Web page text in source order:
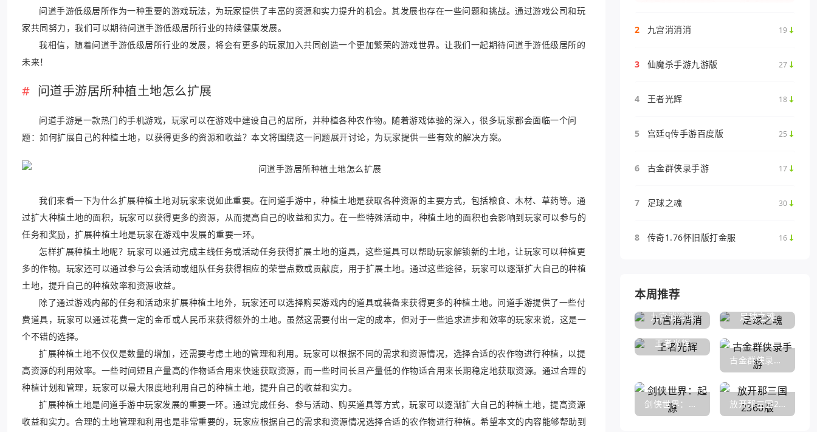
问道手游低级居所作为一种重要的游戏玩法，为玩家提供了丰富的资源和实力提升的机会。其发展也存在一些问题和挑战。通过游戏公司和玩
家共同努力，我们可以期待问道手游低级居所行业的持续健康发展。
我相信，随着问道手游低级居所行业的发展，将会有更多的玩家加入共同创造一个更加繁荣的游戏世界。让我们一起期待问道手游低级居所的
未来！
问道手游居所种植土地怎么扩展
问道手游是一款热门的手机游戏，玩家可以在游戏中建设自己的居所，并种植各种农作物。随着游戏体验的深入，很多玩家都会面临一个问
题：如何扩展自己的种植土地，以获得更多的资源和收益？本文将围绕这一问题展开讨论，为玩家提供一些有效的解决方案。
我们来看一下为什么扩展种植土地对玩家来说如此重要。在问道手游中，种植土地是获取各种资源的主要方式，包括粮食、木材、草药等。通
过扩大种植土地的面积，玩家可以获得更多的资源，从而提高自己的收益和实力。在一些特殊活动中，种植土地的面积也会影响到玩家可以参与的
任务和奖励，扩展种植土地是玩家在游戏中发展的重要一环。
怎样扩展种植土地呢？玩家可以通过完成主线任务或活动任务获得扩展土地的道具，这些道具可以帮助玩家解锁新的土地，让玩家可以种植更
多的作物。玩家还可以通过参与公会活动或组队任务获得相应的荣誉点数或贡献度，用于扩展土地。通过这些途径，玩家可以逐渐扩大自己的种植
土地，提升自己的种植效率和资源收益。
除了通过游戏内部的任务和活动来扩展种植土地外，玩家还可以选择购买游戏内的道具或装备来获得更多的种植土地。问道手游提供了一些付
费道具，玩家可以通过花费一定的金币或人民币来获得额外的土地。虽然这需要付出一定的成本，但对于一些追求进步和效率的玩家来说，这是一
个不错的选择。
扩展种植土地不仅仅是数量的增加，还需要考虑土地的管理和利用。玩家可以根据不同的需求和资源情况，选择合适的农作物进行种植，以提
高资源的利用效率。一些时间短且产量高的作物适合用来快速获取资源，而一些时间长且产量低的作物适合用来长期稳定地获取资源。通过合理的
种植计划和管理，玩家可以最大限度地利用自己的种植土地，提升自己的收益和实力。
扩展种植土地是问道手游中玩家发展的重要一环。通过完成任务、参与活动、购买道具等方式，玩家可以逐渐扩大自己的种植土地，提高资源
收益和实力。合理的土地管理和利用也是非常重要的，玩家应根据自己的需求和资源情况选择合适的农作物进行种植。希望本文的内容能够帮助到
2 九宫消消消 19
3 仙魔杀手游九游版 27
4 王者光辉 18
5 宫廷q传手游百度版 25
6 古金群侠录手游 17
7 足球之魂 30
8 传奇1.76怀旧版打金服 16
本周推荐
九宫消消消 足球之魂
王者光辉
古金群侠录手游
剑侠世界：起源 放开那三国2360版